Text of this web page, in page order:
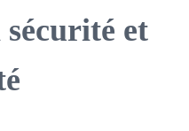
sécurité et